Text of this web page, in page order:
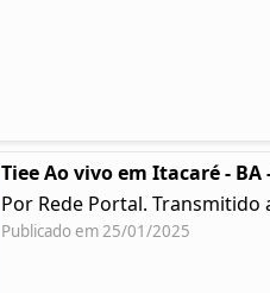
Tiee Ao vivo em Itacaré - BA
Por Rede Portal. Transmitido
Publicado em 25/01/2025